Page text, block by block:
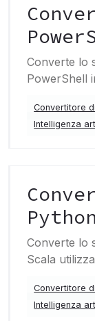
Converte lo
PowerShell
Convertitore
Intelligenza
Converte lo
Scala
Convertitore
Intelligenza